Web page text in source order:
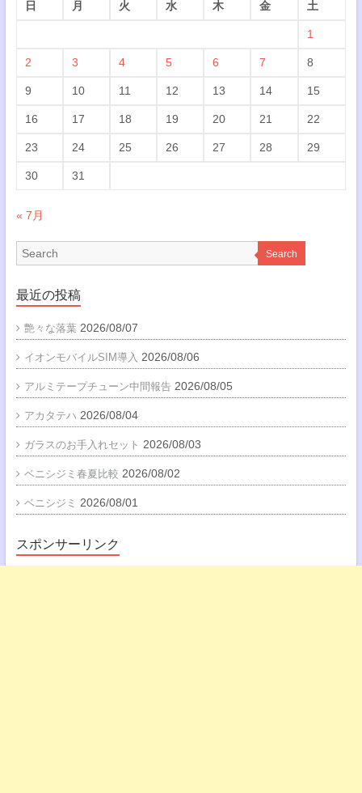
日 月 火 水 木 金 土
1
2 3 4 5 6 7 8
9 10 11 12 13 14 15
16 17 18 19 20 21 22
23 24 25 26 27 28 29
30 31
« 7月
Search
最近の投稿
艶々な落葉 2026/08/07
イオンモバイルSIM導入 2026/08/06
アルミテープチューン中間報告 2026/08/05
アカタテハ 2026/08/04
ガラスのお手入れセット 2026/08/03
ベニシジミ春夏比較 2026/08/02
ベニシジミ 2026/08/01
スポンサーリンク